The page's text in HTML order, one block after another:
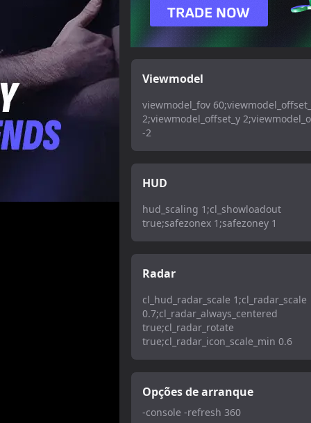
Viewmodel
viewmodel_fov
2;viewmodel_offset_y
-2
HUD
hud_scaling 1;cl_showloadout
true;safezonex 1;safezoney 1
Radar
cl_hud_radar_scale 1;cl_radar_scale
0.7;cl_radar_always_centered
true;cl_radar_rotate
true;cl_radar_icon_scale_min 0.6
Opções de arranque
-console -refresh 360